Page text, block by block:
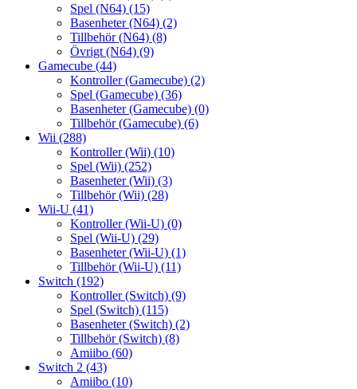
Spel (N64) (15)
Basenheter (N64) (2)
Tillbehör (N64) (8)
Övrigt (N64) (9)
Gamecube (44)
Kontroller (Gamecube) (2)
Spel (Gamecube) (36)
Basenheter (Gamecube) (0)
Tillbehör (Gamecube) (6)
Wii (288)
Kontroller (Wii) (10)
Spel (Wii) (252)
Basenheter (Wii) (3)
Tillbehör (Wii) (28)
Wii-U (41)
Kontroller (Wii-U) (0)
Spel (Wii-U) (29)
Basenheter (Wii-U) (1)
Tillbehör (Wii-U) (11)
Switch (192)
Kontroller (Switch) (9)
Spel (Switch) (115)
Basenheter (Switch) (2)
Tillbehör (Switch) (8)
Amiibo (60)
Switch 2 (43)
Amiibo (10)